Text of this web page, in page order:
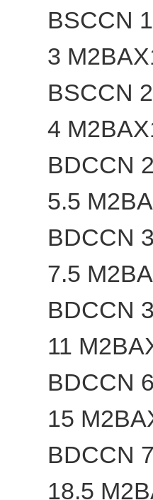
BSCCN
3
BSCCN
4
BDCCN
5.5
BDCCN
7.5
BDCCN
11
BDCCN
15
BDCCN
18.5